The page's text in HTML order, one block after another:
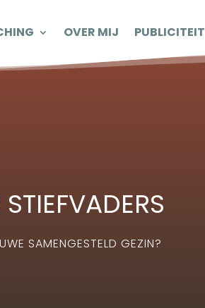
OVER MIJ PUBLICITEIT
SAMENGESTELD GEZIN?